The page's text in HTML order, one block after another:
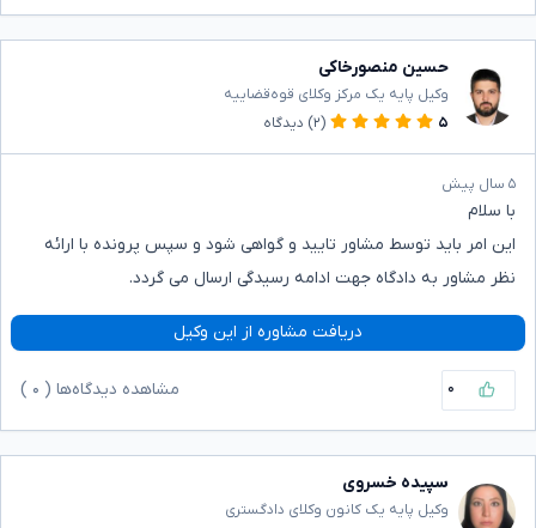
حسین منصورخاکی
وکیل پایه یک مرکز وکلای قوه‌قضاییه
۵
(۲) دیدگاه
۵ سال پیش
با سلام
این امر باید توسط مشاور تایید و گواهی شود و سپس پرونده با ارائه
نظر مشاور به دادگاه جهت ادامه رسیدگی ارسال می گردد.
دریافت مشاوره از این وکیل
۰ مشاهده دیدگاه‌ها ( ۰
سپیده خسروی
وکیل پایه یک کانون وکلای دادگستری